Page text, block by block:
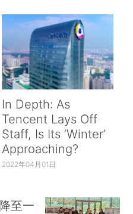
In Depth: As
Tencent Lays Off
Staff, Is Its ‘Winter’
Approaching?
2022年04月01日
至一